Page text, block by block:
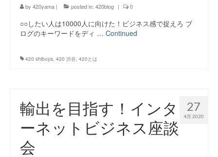
www.h4wp.com
420friendly 通販
by 420yama | posted in: 420blog | 0
○○したい人は10000人に向けた！ビジネス感で捉えろ ブ
ログのキーワードをディ … Continued
420 shibuya 420 渋谷 420とは
27
4月 2020
輸出を目指す！インタ
ーネットビジネス座談
会